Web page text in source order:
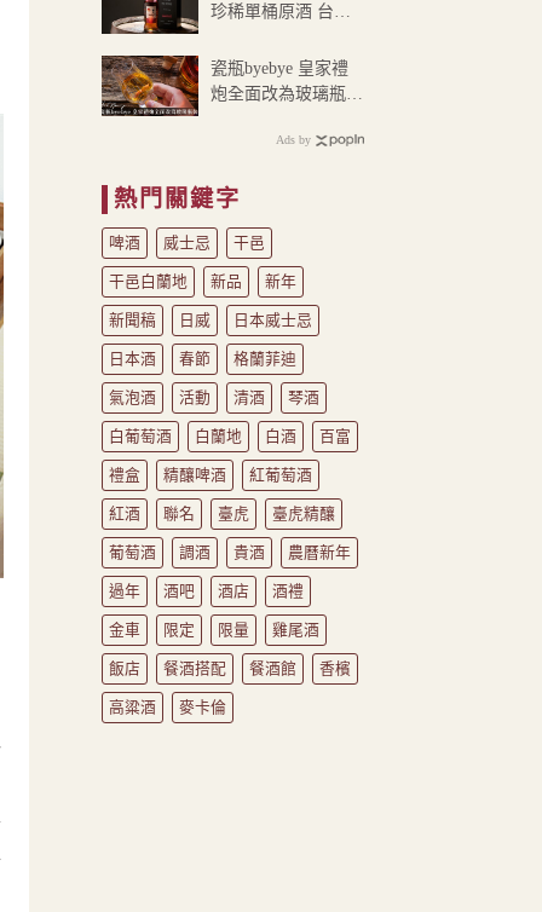
珍稀單桶原酒 台灣
瓷瓶byebye 皇家禮
炮全面改為玻璃瓶
Ads by
熱門關鍵字
啤酒 威士忌 干邑
干邑白蘭地 新品 新年
新聞稿 日威 日本威士忌
日本酒 春節 格蘭菲迪
氣泡酒 活動 清酒 琴酒
白葡萄酒 白蘭地 白酒 百富
禮盒 精釀啤酒 紅葡萄酒
紅酒 聯名 臺虎 臺虎精釀
葡萄酒 調酒 貴酒 農曆新年
過年 酒吧 酒店 酒禮
金車 限定 限量 雞尾酒
飯店 餐酒搭配 餐酒館 香檳
高粱酒 麥卡倫